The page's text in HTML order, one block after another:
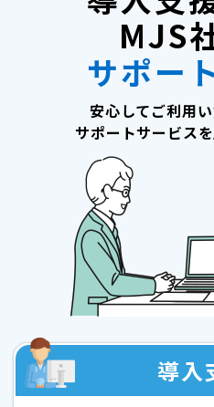
MJS
サポート
安心してご利用
サポートサービスを
導入